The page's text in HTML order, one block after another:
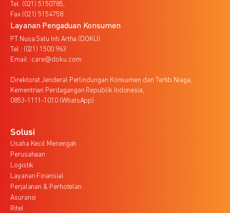
Tel. (021) 5150785,
Fax (021) 5154758
Layanan Pengaduan Konsumen
PT Nusa Satu Inti Artha (DOKU)
Tel : (021) 1500 963
Email : care@doku.com
Direktorat Jenderal Perlindungan Konsumen dan Tertib Niaga,
Kementrian Perdagangan Republik Indonesia,
0853-1111-1010 (WhatsApp)
Solusi
Usaha Kecil Menengah
Perusahaan
Logistik
Layanan Finansial
Perjalanan & Perhotelan
Asuransi
Ritel